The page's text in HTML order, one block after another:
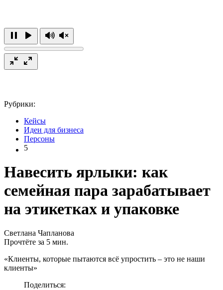
Рубрики:
Кейсы
Идеи для бизнеса
Персоны
5
Навесить ярлыки: как
семейная пара зарабатывает
на этикетках и упаковке
Светлана Чапланова
Прочтёте за 5 мин.
«Клиенты, которые пытаются всё упростить – это не наши
клиенты»
Поделиться: